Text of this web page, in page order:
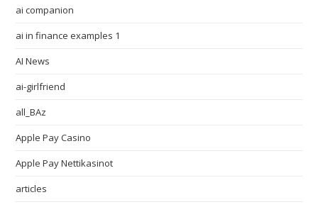
ai companion
ai in finance examples 1
AI News
ai-girlfriend
all_BAz
Apple Pay Casino
Apple Pay Nettikasinot
articles